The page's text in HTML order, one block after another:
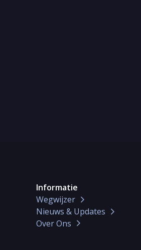
Informatie
Wegwijzer
Nieuws & Updates
Over Ons